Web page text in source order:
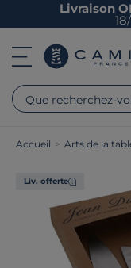
Livraison
Que recherchez-
Accueil > Arts de la
Liv. offerte